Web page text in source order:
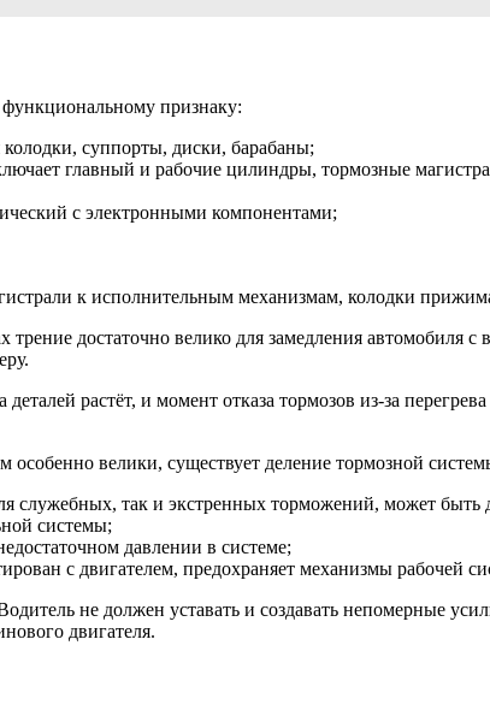
признаку:
суппорты, диски, барабаны;
главный и рабочие цилиндры, тормозные
с электронными компонентами;
к исполнительным механизмам, колодки
достаточно велико для замедления автомобиля
растёт, и момент отказа тормозов из-за
особенно велики, существует деление тормозной
служебных, так и экстренных торможений, может
системы;
давлении в системе;
с двигателем, предохраняет механизмы рабочей
не должен уставать и создавать непомерные
двигателя.